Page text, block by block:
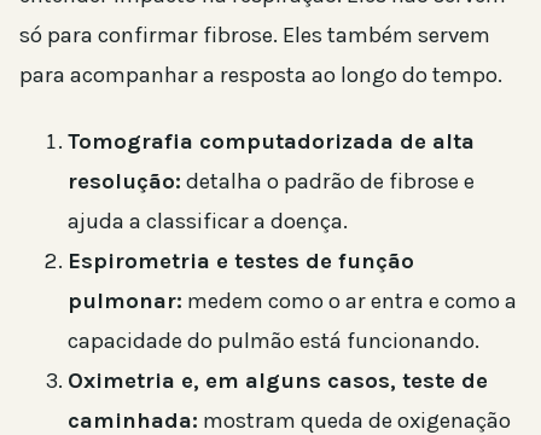
só para confirmar fibrose. Eles também servem
para acompanhar a resposta ao longo do tempo.
Tomografia computadorizada de alta
resolução: detalha o padrão de fibrose e
ajuda a classificar a doença.
Espirometria e testes de função
pulmonar: medem como o ar entra e como a
capacidade do pulmão está funcionando.
Oximetria e, em alguns casos, teste de
caminhada: mostram queda de oxigenação